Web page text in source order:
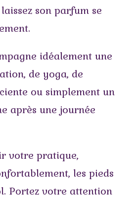
son parfum se
idéalement une
de yoga, de
ou simplement un
après une journée
votre pratique,
les pieds
Portez votre attention